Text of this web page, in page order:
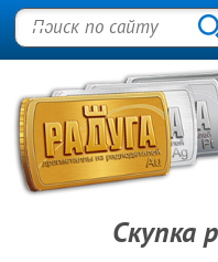
Скупка